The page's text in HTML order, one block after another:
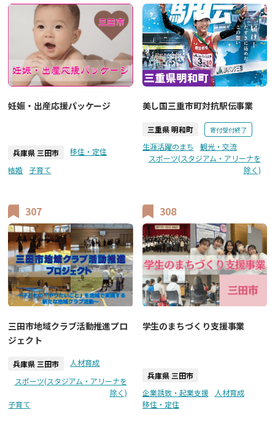
妊娠・出産応援パッケージ
兵庫県 三田市
移住・定住
結婚
子育て
美し国三重市町対抗駅伝事業
三重県 明和町 寄付受付終了
生涯活躍のまち
観光・交流
スポーツ(スタジアム・アリーナを
除く)
307
三田市地域クラブ活動推進プロ
ジェクト
兵庫県 三田市
人材育成
スポーツ(スタジアム・アリーナを
除く)
子育て
308
学生のまちづくり支援事業
兵庫県 三田市
企業誘致・起業支援
人材育成
移住・定住